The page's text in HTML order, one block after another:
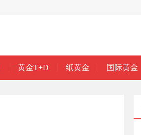
黄金T+D 纸黄金 国际黄金